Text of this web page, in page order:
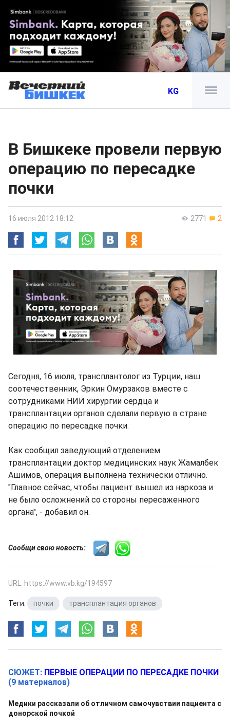
KG
В Бишкеке провели первую
операцию по пересадке
почки
2771 2
16 июля 2012 18:12
Сегодня, 16 июля, трансплантолог из Турции, наш
соотечественник, Эркин Омурзаков вместе с
сотрудниками НИИ хирургии сердца и
трансплантации органов сделали первую в стране
операцию по пересадке почки.
Как сообщил заведующий отделением
трансплантации доктор медицинских наук Жамалбек
Ашимов, операция выполнена технически отлично.
"Главное сейчас, чтобы пациент вышел из наркоза и
не было осложнений со стороны пересаженного
органа", - добавил он.
Сообщи свою новость:
URL: https://www.vb.kg/194597
Теги: почки трансплантация органов
СЮЖЕТ: ПЕРВЫЕ ОПЕРАЦИИ ПО ПЕРЕСАДКЕ ПОЧКИ
(9 материалов)
Медики рассказали об отличном самочувствии пациента с
донорской почкой